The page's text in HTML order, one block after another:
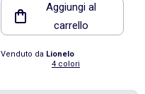
Personalizzabile - Certificato
Intertek
Aggiungi al
carrello
Venduto da Lionelo
4 colori